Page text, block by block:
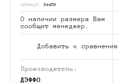
Артикул: 34469
О наличии размера Вам
сообщит менеджер.
Добавить к сравнению
Производитель:
ДЭФФО